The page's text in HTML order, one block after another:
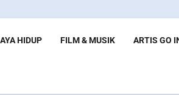
HIDUP FILM & MUSIK ARTIS GO